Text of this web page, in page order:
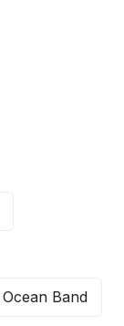
Ocean Band